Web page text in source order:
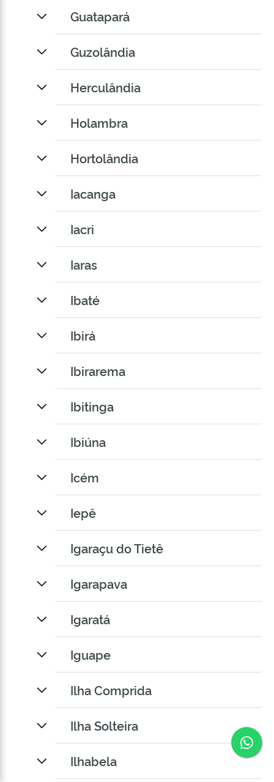
Guatapará
Guzolândia
Herculândia
Holambra
Hortolândia
Iacanga
Iacri
Iaras
Ibaté
Ibirá
Ibirarema
Ibitinga
Ibiúna
Icém
Iepê
Igaraçu do Tietê
Igarapava
Igaratá
Iguape
Ilha Comprida
Ilha Solteira
Ilhabela